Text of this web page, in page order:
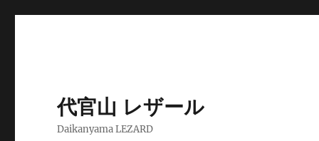
代官山 レザール
Daikanyama LEZARD